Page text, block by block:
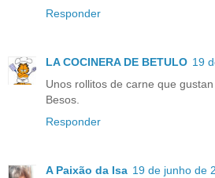
Responder
LA COCINERA DE BETULO 19
Unos rollitos de carne que
Besos.
Responder
A Paixão da Isa 19 de junho de